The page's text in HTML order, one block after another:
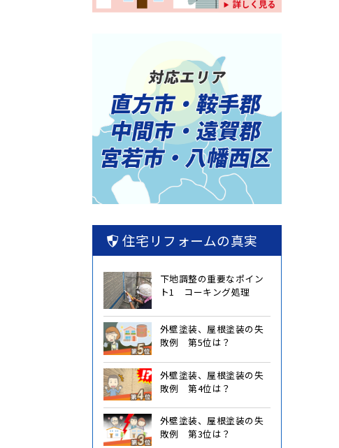
住宅リフォームの真実
下地調整の重要なポイン
ト1 コーキング処理
外壁塗装、屋根塗装の失
敗例 第5位は？
外壁塗装、屋根塗装の失
敗例 第4位は？
外壁塗装、屋根塗装の失
敗例 第3位は？